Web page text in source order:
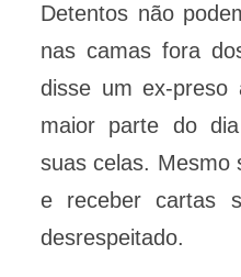
Detentos não
nas camas fora
disse um ex-
maior parte do
suas celas. Mesmo
e receber cartas
desrespeitado.